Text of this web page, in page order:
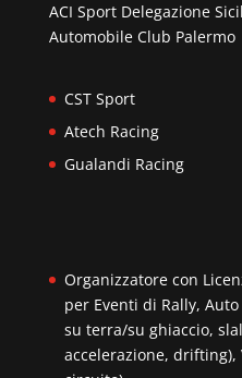
ACI Sport Delegazione
Automobile Club Palermo
CST Sport
Atech Racing
Gualandi Racing
Organizzatore con
per Eventi di Rally,
su terra/su ghiaccio,
accelerazione, drifting),